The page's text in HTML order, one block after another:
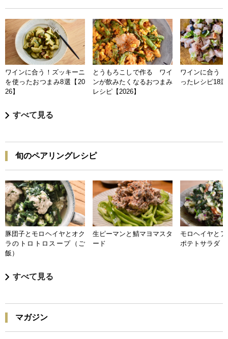
ワインに合う！ズッキーニ
を使ったおつまみ8選【20
26】
とうもろこしで作る ワイ
ンが飲みたくなるおつまみ
レシピ【2026】
ワインに合う
ったレシピ18
すべて見る
旬のペアリングレシピ
豚団子とモロヘイヤとオク
ラのトロトロスープ（ご
飯）
生ピーマンと鯖マヨマスタ
ード
モロヘイヤと
ポテトサラダ
すべて見る
マガジン